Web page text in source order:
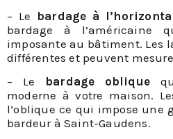
– Le bardage à
bardage à l’américaine
imposante au bâtiment. Les
différentes et peuvent
– Le bardage oblique
moderne à votre maison.
l’oblique ce qui impose une
bardeur à Saint-Gaudens.